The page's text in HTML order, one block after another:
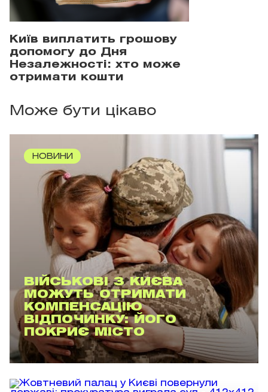
Київ виплатить грошову
допомогу до Дня
Незалежності: хто може
отримати кошти
Може бути цікаво
НОВИНИ
ВІЙСЬКОВІ З КИЄВА
МОЖУТЬ ОТРИМАТИ
КОМПЕНСАЦІЮ
ВІДПОЧИНКУ: ЙОГО
ПОКРИЄ МІСТО